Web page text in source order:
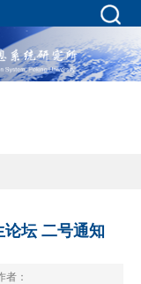
坛 二号通知
者：